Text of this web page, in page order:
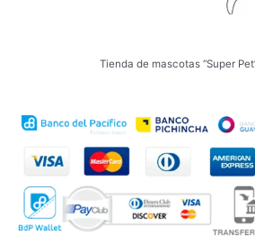
Tienda de mascotas “Super